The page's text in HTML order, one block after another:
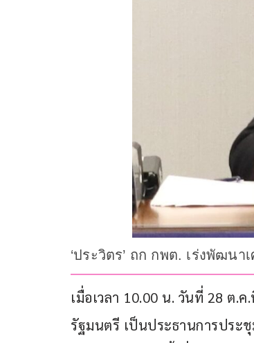
‘ประวิตร’ ถก กพต. เร่งพัฒ
เมื่อเวลา 10.00 น. วันที่ 28 ต
รัฐมนตรี เป็นประธานการปร